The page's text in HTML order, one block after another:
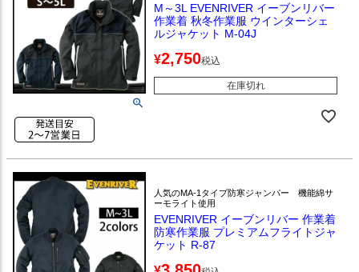
M～3L EVENRIVER イーブンリバー
作業着 秋冬作業服 ウインターシェ
ルジャケット M-04J
¥2,750税込
在庫切れ
人気のMA-1タイプ防寒ジャンパー 機能綿サ
ーモライト使用
EVENRIVER イーブンリバー 作業着
防寒作業服 プレミアムフライトジャ
ケット R-87